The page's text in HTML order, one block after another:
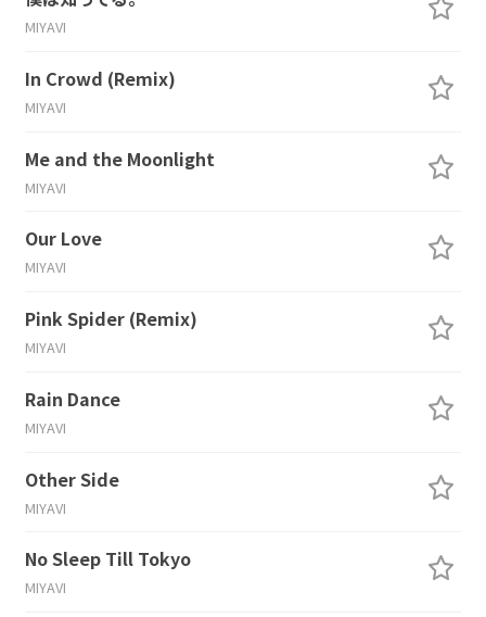
MIYAVI
In Crowd (Remix)
MIYAVI
Me and the Moonlight
MIYAVI
Our Love
MIYAVI
Pink Spider (Remix)
MIYAVI
Rain Dance
MIYAVI
Other Side
MIYAVI
No Sleep Till Tokyo
MIYAVI